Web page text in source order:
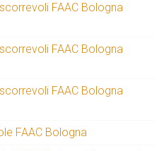
FAAC Bologna
FAAC Bologna
FAAC Bologna
FAAC Bologna